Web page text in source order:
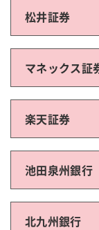
松井証券
マネックス証
楽天証券
池田泉州銀行
北九州銀行